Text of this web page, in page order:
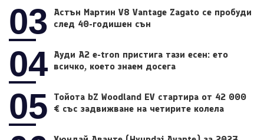
03
Астън Мартин V8 Vantage Zagato се пробуди
след 40-годишен сън
04 Ауди A2 e-tron пристига тази есен: ето
всичко, което знаем досега
05
Тойота bZ Woodland EV стартира от 42 000
€ със задвижване на четирите колела